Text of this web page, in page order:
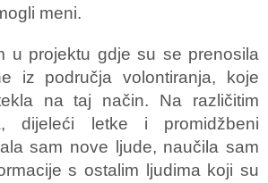
meni.
u projektu gdje su se prenosila
iz područja volontiranja, koje
na taj način. Na različitim
dijeleći letke i promidžbeni
sam nove ljude, naučila sam
s ostalim ljudima koji su